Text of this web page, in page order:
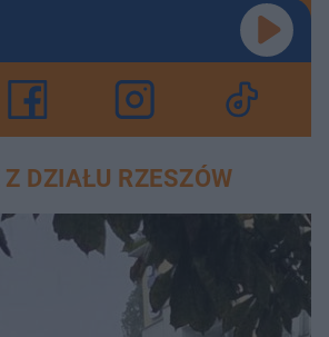
DZIAŁU RZESZÓW